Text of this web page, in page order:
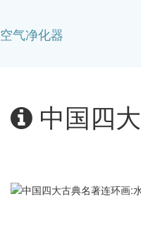
空气净化器
中国四